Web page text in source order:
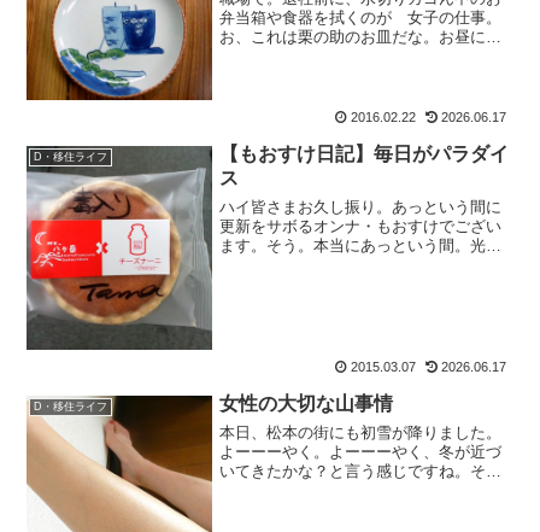
弁当箱や食器を拭くのが 女子の仕事。
お、これは栗の助のお皿だな。お昼に焼
まった、とかやっちゃう...
2016.02.22 2026.06.17
D・移住ライフ
【もおすけ日記】毎日がパラダイ
ス
ハイ皆さまお久し振り。あっという間に
更新をサボるオンナ・もおすけでござい
ます。そう。本当にあっという間。光陰
2015.03.07 2026.06.17
D・移住ライフ 女性の大切な山事情
本日、松本の街にも初雪が降りました。
よーーーやく。よーーーやく、冬が近づ
いてきたかな？と言う感じですね。その